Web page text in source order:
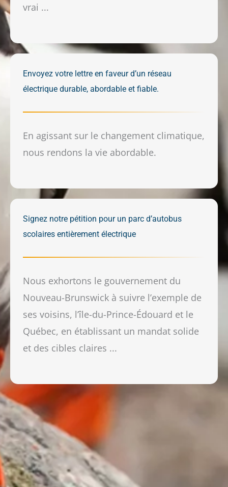
vrai ...
Envoyez votre lettre en faveur d’un réseau
électrique durable, abordable et fiable.
En agissant sur le changement climatique,
nous rendons la vie abordable.
Signez notre pétition pour un parc d’autobus
scolaires entièrement électrique
Nous exhortons le gouvernement du
Nouveau-Brunswick à suivre l’exemple de
ses voisins, l’île-du-Prince-Édouard et le
Québec, en établissant un mandat solide
et des cibles claires ...